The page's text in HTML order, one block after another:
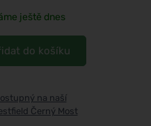
ještě dnes
do košíku
na naší
Černý Most